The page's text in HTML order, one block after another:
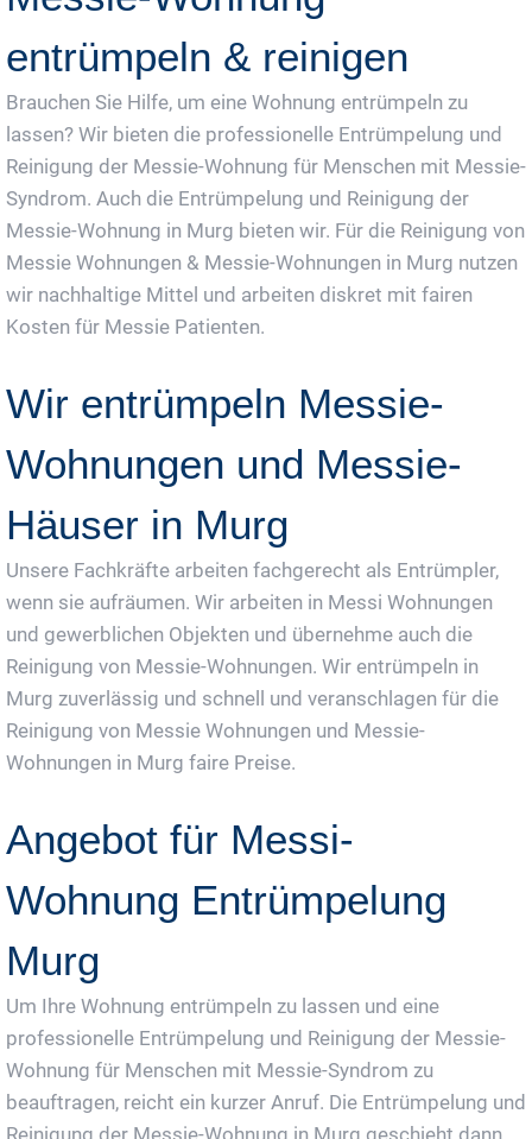
entrümpeln & reinigen
Brauchen Sie Hilfe, um eine Wohnung entrümpeln zu
lassen? Wir bieten die professionelle Entrümpelung und
Reinigung der Messie-Wohnung für Menschen mit Messie-
Syndrom. Auch die Entrümpelung und Reinigung der
Messie-Wohnung in Murg bieten wir. Für die Reinigung von
Messie Wohnungen & Messie-Wohnungen in Murg nutzen
wir nachhaltige Mittel und arbeiten diskret mit fairen
Kosten für Messie Patienten.
Wir entrümpeln Messie-
Wohnungen und Messie-
Häuser in Murg
Unsere Fachkräfte arbeiten fachgerecht als Entrümpler,
wenn sie aufräumen. Wir arbeiten in Messi Wohnungen
und gewerblichen Objekten und übernehme auch die
Reinigung von Messie-Wohnungen. Wir entrümpeln in
Murg zuverlässig und schnell und veranschlagen für die
Reinigung von Messie Wohnungen und Messie-
Wohnungen in Murg faire Preise.
Angebot für Messi-
Wohnung Entrümpelung
Murg
Um Ihre Wohnung entrümpeln zu lassen und eine
professionelle Entrümpelung und Reinigung der Messie-
Wohnung für Menschen mit Messie-Syndrom zu
beauftragen, reicht ein kurzer Anruf. Die Entrümpelung und